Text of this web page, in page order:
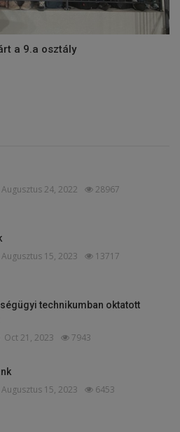
a 9.a osztály
Augusztus 24, 2022 28967
Augusztus 15, 2023 13717
technikumban oktatott
Oct 21, 2023 7943
Augusztus 15, 2023 6453